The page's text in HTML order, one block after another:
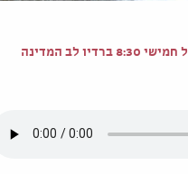
הפינה של אורית בלוך כל חמישי 8:30 ברדיו לב המדינה